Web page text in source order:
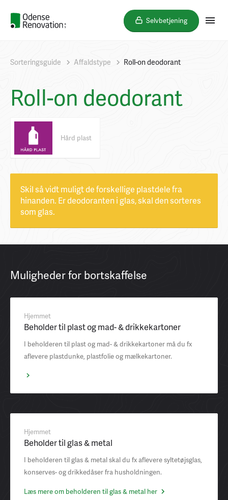
Selvbetjening
Sorteringsguide Affaldstype Roll-on deodorant
Roll-on deodorant
Hård plast
Skil så vidt muligt de forskellige plastdele fra
hinanden. Er deodoranten i glas, skal den sorteres
som glas.
Muligheder for bortskaffelse
Hjemmet
Beholder til plast og mad- & drikkekartoner
I beholderen til plast og mad- & drikkekartoner må du fx
aflevere plastdunke, plastfolie og mælkekartoner.
Hjemmet
Beholder til glas & metal
I beholderen til glas & metal skal du fx aflevere syltetøjsglas,
konserves- og drikkedåser fra husholdningen.
Læs mere om beholderen til glas & metal her